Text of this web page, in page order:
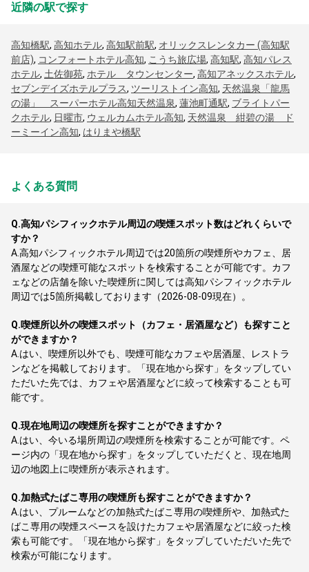
近隣の駅で探す
高知橋駅, 高知ホテル, 高知駅前駅, オリックスレンタカー (高知駅
前店), コンフォートホテル高知, こうち旅広場, 高知駅, 高知パレス
ホテル, 土佐御苑, ホテル タウンセンター, 高知アネックスホテル,
セブンデイズホテルプラス, ツーリストイン高知, 天然温泉「龍馬
の湯」 スーパーホテル高知天然温泉, 蓮池町通駅, ブライトパー
クホテル, 日曜市, ウェルカムホテル高知, 天然温泉 紺碧の湯 ド
ーミーイン高知, はりまや橋駅
よくある質問
Q.高知パシフィックホテル周辺の喫煙スポット数はどれくらいで
すか？
A.高知パシフィックホテル周辺では20箇所の喫煙所やカフェ、居
酒屋などの喫煙可能なスポットを検索することが可能です。カフ
ェなどの店舗を除いた喫煙所に関しては高知パシフィックホテル
周辺では5箇所掲載しております（2026-08-09現在）。
Q.喫煙所以外の喫煙スポット（カフェ・居酒屋など）も探すこと
ができますか？
A. はい、喫煙所以外でも、喫煙可能なカフェや居酒屋、レストラ
ンなどを掲載しております。「現在地から探す」をタップしてい
ただいた先では、カフェや居酒屋などに絞って検索することも可
能です。
Q.現在地周辺の喫煙所を探すことができますか？
A. はい、今いる場所周辺の喫煙所を検索することが可能です。ペ
ージ内の「現在地から探す」をタップしていただくと、現在地周
辺の地図上に喫煙所が表示されます。
Q.加熱式たばこ専用の喫煙所も探すことができますか？
A. はい、プルームなどの加熱式たばこ専用の喫煙所や、加熱式た
ばこ専用の喫煙スペースを設けたカフェや居酒屋などに絞った検
索も可能です。「現在地から探す」をタップしていただいた先で
検索が可能になります。